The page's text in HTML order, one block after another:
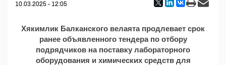
10.03.2025 - 12:05
Хякимлик Балканского велаята продлевает срок
ранее объявленного тендера по отбору
подрядчиков на поставку лабораторного
оборудования и химических средств для